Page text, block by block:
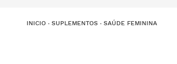
SUPLEMENTOS SAÚDE FEMININA